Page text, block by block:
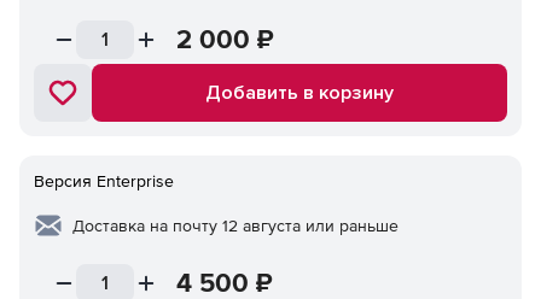
2 000 ₽
Добавить в корзину
Версия Enterprise
Доставка на почту 12 августа или раньше
4 500 ₽